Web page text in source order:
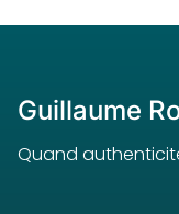
Guillaume
Quand